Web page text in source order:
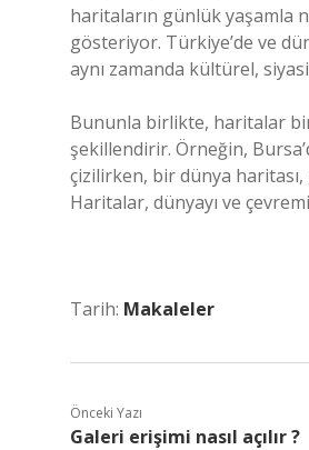
haritaların günlük yaşamla
gösteriyor. Türkiye’de ve
aynı zamanda kültürel,
Bununla birlikte, haritalar
şekillendirir. Örneğin,
çizilirken, bir dünya
Haritalar, dünyayı ve
Tarih: Makaleler
Önceki Yazı
Galeri erişimi nasıl açılır ?